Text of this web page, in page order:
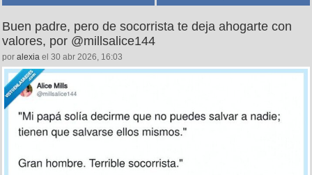
Buen padre, pero de socorrista te deja ahogarte con
valores, por @millsalice144
por alexia el 30 abr 2026, 16:03